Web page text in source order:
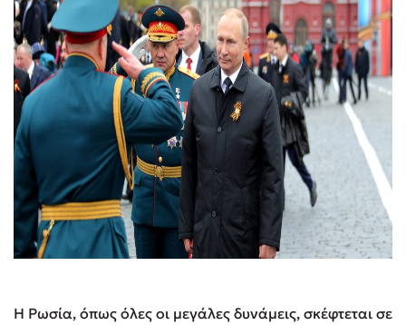
Η Ρωσία, όπως όλες οι μεγάλες δυνάμεις, σκέφτεται σε